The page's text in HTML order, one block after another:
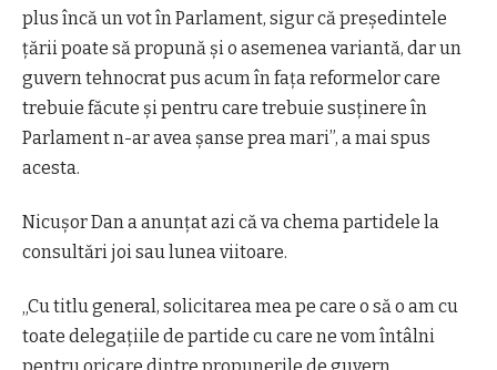
plus încă un vot în Parlament, sigur că președintele
țării poate să propună și o asemenea variantă, dar un
guvern tehnocrat pus acum în fața reformelor care
trebuie făcute și pentru care trebuie susținere în
Parlament n-ar avea șanse prea mari”, a mai spus
acesta.
Nicușor Dan a anunțat azi că va chema partidele la
consultări joi sau lunea viitoare.
„Cu titlu general, solicitarea mea pe care o să o am cu
toate delegațiile de partide cu care ne vom întâlni